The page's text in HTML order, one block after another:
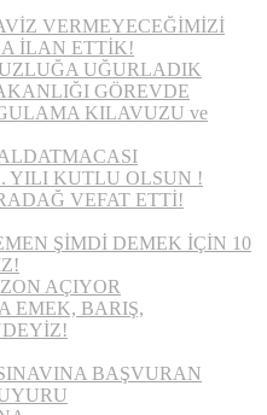
VERMEYECEĞİMİZİ
İLAN ETTİK!
UĞURLADIK
GÖREVDE
KILAVUZU ve
YILI KUTLU OLSUN !
VEFAT ETTİ!
ŞİMDİ DEMEK İÇİN 10
AÇIYOR
EMEK, BARIŞ,
BAŞVURAN